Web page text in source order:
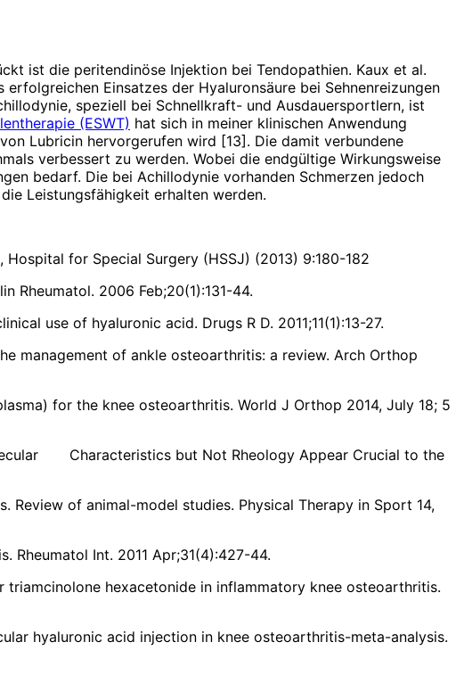
ist die peritendinöse Injektion bei Tendopathien. Kaux et al.
Einsatzes der Hyaluronsäure bei Sehnenreizungen
speziell bei Schnellkraft- und Ausdauersportlern, ist
(ESWT) hat sich in meiner klinischen Anwendung
Lubricin hervorgerufen wird [13]. Die damit verbundene
verbessert zu werden. Wobei die endgültige Wirkungsweise
bedarf. Die bei Achillodynie vorhanden Schmerzen jedoch
Leistungsfähigkeit erhalten werden.
for Special Surgery (HSSJ) (2013) 9:180-182
Rheumatol. 2006 Feb;20(1):131-44.
use of hyaluronic acid. Drugs R D. 2011;11(1):13-27.
management of ankle osteoarthritis: a review. Arch Orthop
for the knee osteoarthritis. World J Orthop 2014, July 18; 5
Characteristics but Not Rheology Appear Crucial to the
Review of animal-model studies. Physical Therapy in Sport 14,
Int. 2011 Apr;31(4):427-44.
hexacetonide in inflammatory knee osteoarthritis.
hyaluronic acid injection in knee osteoarthritis-meta-analysis.